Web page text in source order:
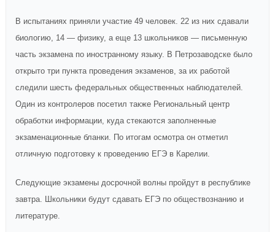
В испытаниях приняли участие 49 человек. 22 из них сдавали
биологию, 14 — физику, а еще 13 школьников — письменную
часть экзамена по иностранному языку. В Петрозаводске было
открыто три пункта проведения экзаменов, за их работой
следили шесть федеральных общественных наблюдателей.
Один из контролеров посетил также Региональный центр
обработки информации, куда стекаются заполненные
экзаменационные бланки. По итогам осмотра он отметил
отличную подготовку к проведению ЕГЭ в Карелии.
Следующие экзамены досрочной волны пройдут в республике
завтра. Школьники будут сдавать ЕГЭ по обществознанию и
литературе.